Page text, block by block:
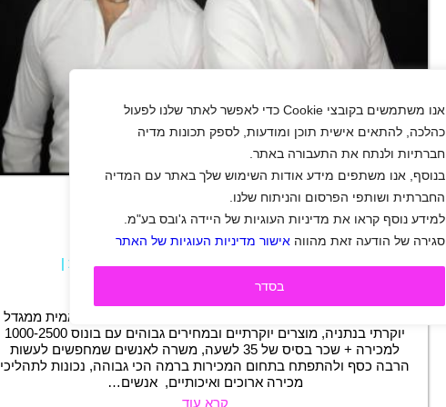
אנו משתמשים בקובצי Cookie כדי לאפשר לאתר שלנו לפעול
כהלכה, להתאים אישית תוכן ומודעות, לספק תכונות מדיה
חברתיות ולנתח את התעבורה באתר.
בנוסף, אנו משתפים מידע אודות השימוש שלך באתר עם המדיה
החברתית ושותפי הפרסום והניתוח שלנו.
למידע נוסף קראו את מדיניות העוגיות של היידה ג'ובס בע"מ.
סגירה של הודעה זאת מהווה אישור מדיניות העוגיות של האתר
בסדר
+
נציג\ת מכירות
נתניה|גיל 20 ומעלה |חיילים משוחררים|מכירות|
משרת נציגת מכירות לקורסים דיגיטליים, סביבת עבודה דינאמית ממגדל
יוקרתי בנתניה, מוצרים יוקרתיים ובמחירים גבוהים עם בונוס 1000-2500
למכירה + שכר בסיס של 35 לשעה, משרה לאנשים שמחפשים לעשות
הרבה כסף ולהתפתח בתחום המכירות ברמה הכי גבוהה, נכונות לתהליכי
מכירה ארוכים ואיכותיים, אנשים…
קרא עוד